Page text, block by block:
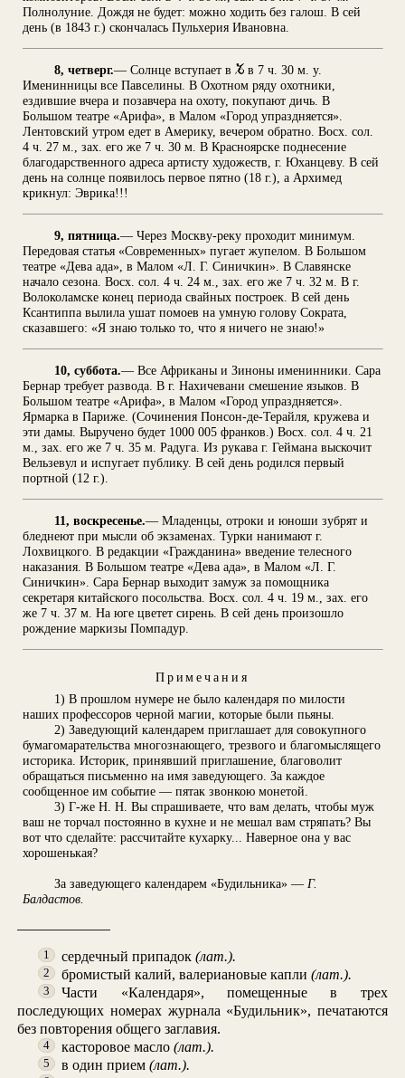
Полнолуние. Дождя не будет: можно ходить без галош. В сей
день (в 1843 г.) скончалась Пульхерия Ивановна.
8, четверг.— Солнце вступает в
в 7 ч. 30 м. у.
Именинницы все Павселины. В Охотном ряду охотники,
ездившие вчера и позавчера на охоту, покупают дичь. В
Большом театре «Арифа», в Малом «Город упраздняется».
Лентовский утром едет в Америку, вечером обратно. Восх. сол.
4 ч. 27 м., зах. его же 7 ч. 30 м. В Красноярске поднесение
благодарственного адреса артисту художеств, г. Юханцеву. В сей
день на солнце появилось первое пятно (18 г.), а Архимед
крикнул: Эврика!!!
9, пятница.— Через Москву-реку проходит минимум.
Передовая статья «Современных» пугает жупелом. В Большом
театре «Дева ада», в Малом «Л. Г. Синичкин». В Славянске
начало сезона. Восх. сол. 4 ч. 24 м., зах. его же 7 ч. 32 м. В г.
Волоколамске конец периода свайных построек. В сей день
Ксантиппа вылила ушат помоев на умную голову Сократа,
сказавшего: «Я знаю только то, что я ничего не знаю!»
10, суббота.— Все Африканы и Зиноны именинники. Сара
Бернар требует развода. В г. Нахичевани смешение языков. В
Большом театре «Арифа», в Малом «Город упраздняется».
Ярмарка в Париже. (Сочинения Понсон-де-Терайля, кружева и
эти дамы. Выручено будет 1000 005 франков.) Восх. сол. 4 ч. 21
м., зах. его же 7 ч. 35 м. Радуга. Из рукава г. Геймана выскочит
Вельзевул и испугает публику. В сей день родился первый
портной (12 г.).
11, воскресенье.— Младенцы, отроки и юноши зубрят и
бледнеют при мысли об экзаменах. Турки нанимают г.
Лохвицкого. В редакции «Гражданина» введение телесного
наказания. В Большом театре «Дева ада», в Малом «Л. Г.
Синичкин». Сара Бернар выходит замуж за помощника
секретаря китайского посольства. Восх. сол. 4 ч. 19 м., зах. его
же 7 ч. 37 м. На юге цветет сирень. В сей день произошло
рождение маркизы Помпадур.
Примечания
1) В прошлом нумере не было календаря по милости
наших профессоров черной магии, которые были пьяны.
2) Заведующий календарем приглашает для совокупного
бумагомарательства многознающего, трезвого и благомыслящего
историка. Историк, принявший приглашение, благоволит
обращаться письменно на имя заведующего. За каждое
сообщенное им событие — пятак звонкою монетой.
3) Г-же Н. Н. Вы спрашиваете, что вам делать, чтобы муж
ваш не торчал постоянно в кухне и не мешал вам стряпать? Вы
вот что сделайте: рассчитайте кухарку... Наверное она у вас
хорошенькая?
За заведующего календарем «Будильника» — Г.
Балдастов.
1 сердечный припадок(лат.).
2 бромистый калий, валериановые капли(лат.).
3
Части «Календаря», помещенные в трех
последующих номерах журнала «Будильник», печатаются
без повторения общего заглавия.
4 касторовое масло(лат.).
5 в один прием(лат.).